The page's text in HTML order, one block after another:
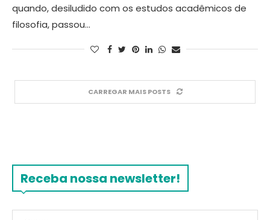
quando, desiludido com os estudos acadêmicos de
filosofia, passou…
CARREGAR MAIS POSTS
Receba nossa newsletter!